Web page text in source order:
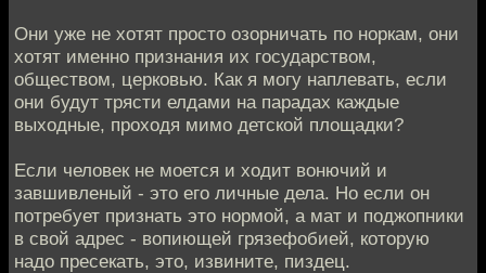
Они уже не хотят просто озорничать по норкам, они
хотят именно признания их государством,
обществом, церковью. Как я могу наплевать, если
они будут трясти елдами на парадах каждые
выходные, проходя мимо детской площадки?
Если человек не моется и ходит вонючий и
завшивленый - это его личные дела. Но если он
потребует признать это нормой, а мат и поджопники
в свой адрес - вопиющей грязефобией, которую
надо пресекать, это, извините, пиздец.